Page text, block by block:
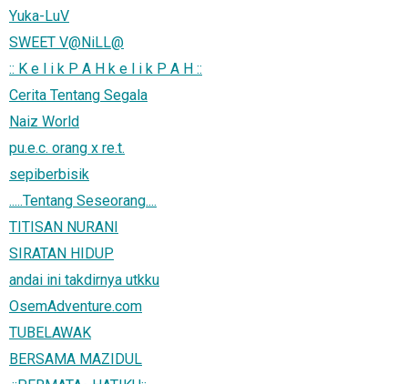
Yuka-LuV
SWEET V@NiLL@
:: K e l i k P A H k e l i k P A H ::
Cerita Tentang Segala
Naiz World
pu.e.c. orang x re.t.
sepiberbisik
.....Tentang Seseorang....
TITISAN NURANI
SIRATAN HIDUP
andai ini takdirnya utkku
OsemAdventure.com
TUBELAWAK
BERSAMA MAZIDUL